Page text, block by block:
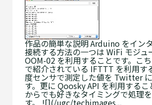
作品の簡単な説明 Arduino をイン
接続する方法の一つは WiFi モジュ
OOM-02 を利用することです。こ
で紹介されている IFTTT を利用す
度センサで測定した値を Twitter
す。更に Qoosky API を利用するこ
からでも好きなタイミングで処理
す。 ![](/ugc/techimages...